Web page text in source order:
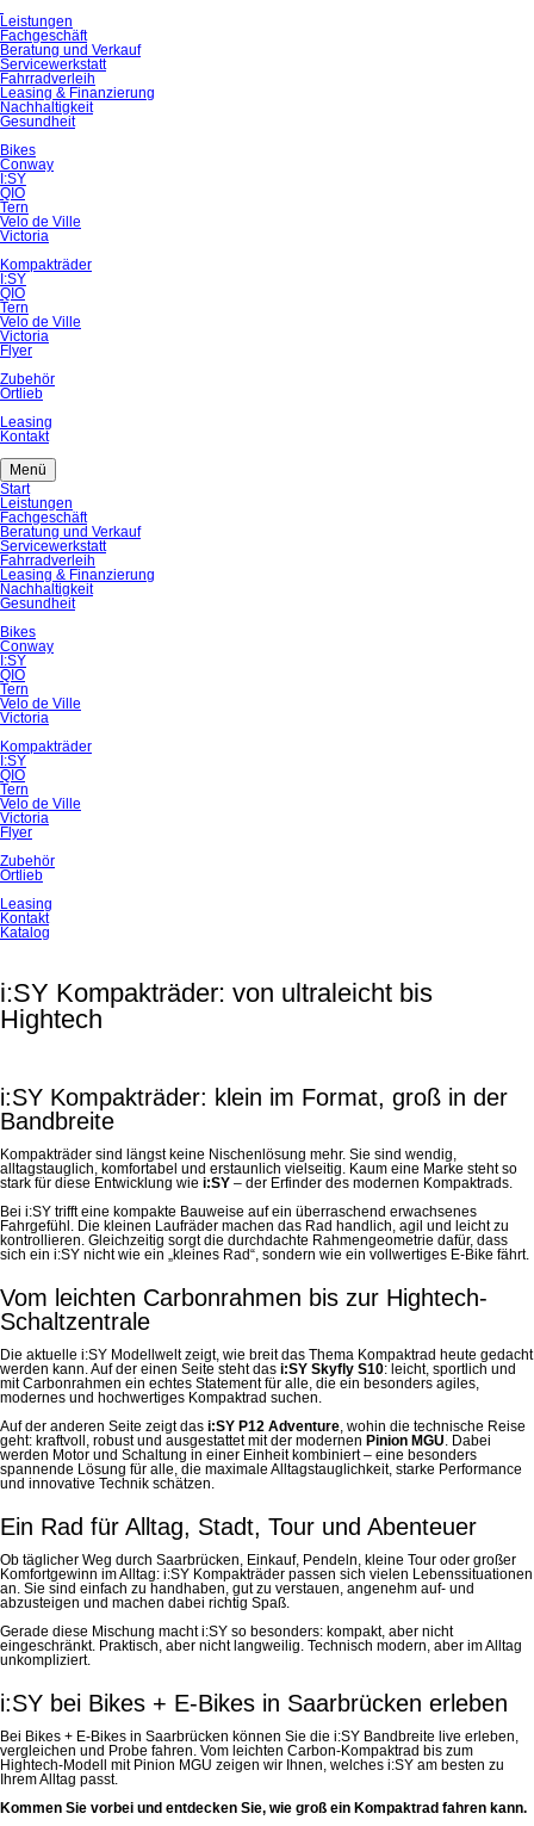
Navigation
überspringen
Leistungen
Fachgeschäft
Beratung und Verkauf
Servicewerkstatt
Fahrradverleih
Leasing & Finanzierung
Nachhaltigkeit
Gesundheit
Bikes
Conway
I:SY
QIO
Tern
Velo de Ville
Victoria
Kompakträder
I:SY
QIO
Tern
Velo de Ville
Victoria
Flyer
Zubehör
Ortlieb
Leasing
Kontakt
Menü
Navigation
überspringen
Start
Leistungen
Fachgeschäft
Beratung und Verkauf
Servicewerkstatt
Fahrradverleih
Leasing & Finanzierung
Nachhaltigkeit
Gesundheit
Bikes
Conway
I:SY
QIO
Tern
Velo de Ville
Victoria
Kompakträder
I:SY
QIO
Tern
Velo de Ville
Victoria
Flyer
Zubehör
Ortlieb
Leasing
Kontakt
Katalog
i:SY Kompakträder: von ultraleicht bis
Hightech
i:SY Kompakträder: klein im Format, groß in der
Bandbreite
Kompakträder sind längst keine Nischenlösung mehr. Sie sind wendig,
alltagstauglich, komfortabel und erstaunlich vielseitig. Kaum eine Marke steht so
stark für diese Entwicklung wie i:SY – der Erfinder des modernen Kompaktrads.
Bei i:SY trifft eine kompakte Bauweise auf ein überraschend erwachsenes
Fahrgefühl. Die kleinen Laufräder machen das Rad handlich, agil und leicht zu
kontrollieren. Gleichzeitig sorgt die durchdachte Rahmengeometrie dafür, dass
sich ein i:SY nicht wie ein „kleines Rad“, sondern wie ein vollwertiges E-Bike fährt.
Vom leichten Carbonrahmen bis zur Hightech-
Schaltzentrale
Die aktuelle i:SY Modellwelt zeigt, wie breit das Thema Kompaktrad heute gedacht
werden kann. Auf der einen Seite steht das i:SY Skyfly S10: leicht, sportlich und
mit Carbonrahmen ein echtes Statement für alle, die ein besonders agiles,
modernes und hochwertiges Kompaktrad suchen.
Auf der anderen Seite zeigt das i:SY P12 Adventure, wohin die technische Reise
geht: kraftvoll, robust und ausgestattet mit der modernen Pinion MGU. Dabei
werden Motor und Schaltung in einer Einheit kombiniert – eine besonders
spannende Lösung für alle, die maximale Alltagstauglichkeit, starke Performance
und innovative Technik schätzen.
Ein Rad für Alltag, Stadt, Tour und Abenteuer
Ob täglicher Weg durch Saarbrücken, Einkauf, Pendeln, kleine Tour oder großer
Komfortgewinn im Alltag: i:SY Kompakträder passen sich vielen Lebenssituationen
an. Sie sind einfach zu handhaben, gut zu verstauen, angenehm auf- und
abzusteigen und machen dabei richtig Spaß.
Gerade diese Mischung macht i:SY so besonders: kompakt, aber nicht
eingeschränkt. Praktisch, aber nicht langweilig. Technisch modern, aber im Alltag
unkompliziert.
i:SY bei Bikes + E-Bikes in Saarbrücken erleben
Bei Bikes + E-Bikes in Saarbrücken können Sie die i:SY Bandbreite live erleben,
vergleichen und Probe fahren. Vom leichten Carbon-Kompaktrad bis zum
Hightech-Modell mit Pinion MGU zeigen wir Ihnen, welches i:SY am besten zu
Ihrem Alltag passt.
Kommen Sie vorbei und entdecken Sie, wie groß ein Kompaktrad fahren kann.